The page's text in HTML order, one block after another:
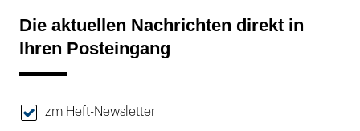
Die aktuellen Nachrichten direkt in
Ihren Posteingang
zm Heft-Newsletter